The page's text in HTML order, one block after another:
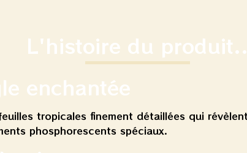
L'histoire du produit..
enchantée
tropicales finement détaillées qui
phosphorescents spéciaux.